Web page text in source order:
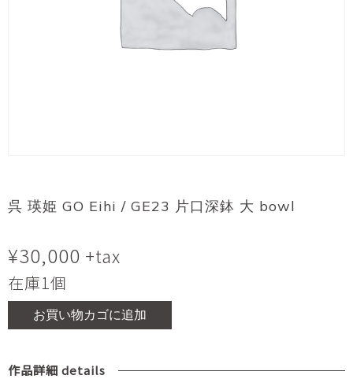
呉 瑛姫 GO Eihi / GE23 片口深鉢 大 bowl
¥30,000 +tax
在庫1個
お買い物カゴに追加
作品詳細 details